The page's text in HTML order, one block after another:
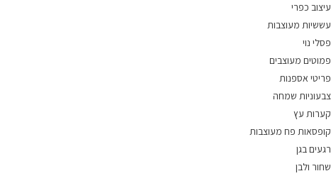
עיצוב כפרי
עששיות מעוצבות
פסלי נוי
פמוטים מעוצבים
פריטי אספנות
צבעוניות שמחה
קערות עץ
קופסאות פח מעוצבות
רגעים בגן
שחור ולבן